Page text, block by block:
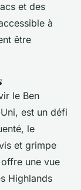
et des
à
être
le Ben
est un défi
le
et grimpe
une vue
Highlands